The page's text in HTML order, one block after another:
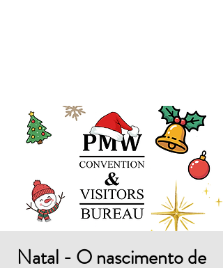
Natal - O nascimento de